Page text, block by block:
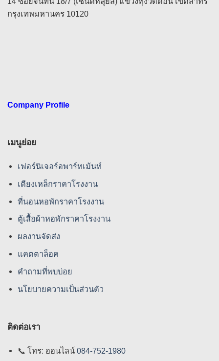
กรุงเทพมหานคร 10120
Company Profile
เมนูย่อย
เฟอร์นิเจอร์อพาร์ทเม้นท์
เตียงเหล็กราคาโรงงาน
ที่นอนหอพักราคาโรงงาน
ตู้เสื้อผ้าหอพักราคาโรงงาน
ผลงานจัดส่ง
แคตตาล็อค
คําถามที่พบบ่อย
นโยบายความเป็นส่วนตัว
ติดต่อเรา
📞โทร: ออนไลน์084-752-1980